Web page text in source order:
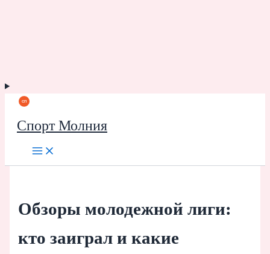
Спорт Молния
Обзоры молодежной лиги:
кто заиграл и какие